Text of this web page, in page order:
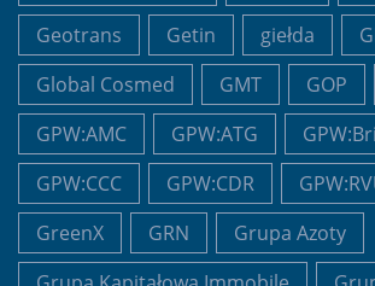
Geotrans
Getin giełda
Global Cosmed
GMT GOP
GPW:AMC
GPW:ATG
GPW:CCC
GPW:CDR
GreenX
GRN
Grupa Azoty